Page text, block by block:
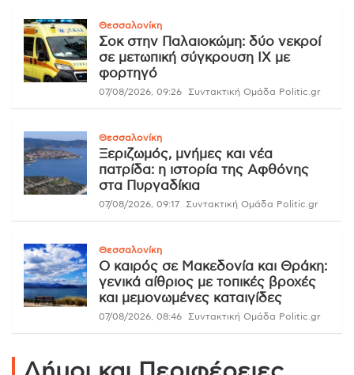
Θεσσαλονίκη
Σοκ στην Παλαιοκώμη: δύο νεκροί
σε μετωπική σύγκρουση ΙΧ με
φορτηγό
07/08/2026, 09:26 Συντακτική Ομάδα Politic.gr
Θεσσαλονίκη
Ξεριζωμός, μνήμες και νέα
πατρίδα: η ιστορία της Αφθόνης
στα Πυργαδίκια
07/08/2026, 09:17 Συντακτική Ομάδα Politic.gr
Θεσσαλονίκη
Ο καιρός σε Μακεδονία και Θράκη:
γενικά αίθριος με τοπικές βροχές
και μεμονωμένες καταιγίδες
07/08/2026, 08:46 Συντακτική Ομάδα Politic.gr